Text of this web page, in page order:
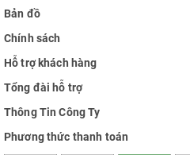
Bản đồ
Chính sách
Hỗ trợ khách hàng
Tổng đài hỗ trợ
Thông Tin Công Ty
Phương thức thanh toán